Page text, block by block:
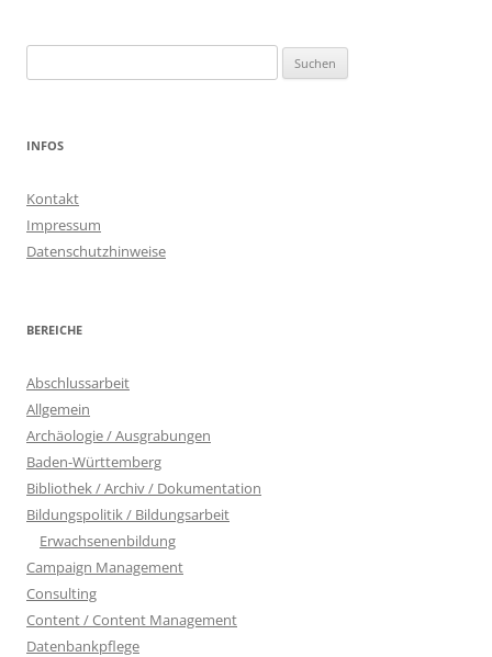
nach:
INFOS
Kontakt
Impressum
Datenschutzhinweise
BEREICHE
Abschlussarbeit
Allgemein
Archäologie / Ausgrabungen
Baden-Württemberg
Bibliothek / Archiv / Dokumentation
Bildungspolitik / Bildungsarbeit
Erwachsenenbildung
Campaign Management
Consulting
Content / Content Management
Datenbankpflege